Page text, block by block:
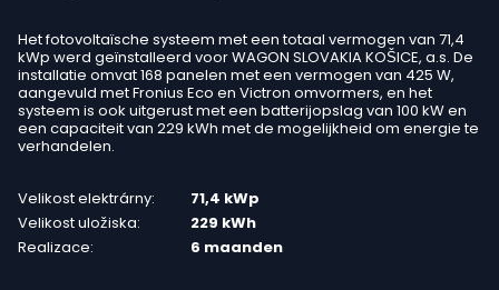
Het fotovoltaïsche systeem met een totaal vermogen van 71,4
kWp werd geïnstalleerd voor WAGON SLOVAKIA KOŠICE, a.s. De
installatie omvat 168 panelen met een vermogen van 425 W,
aangevuld met Fronius Eco en Victron omvormers, en het
systeem is ook uitgerust met een batterijopslag van 100 kW en
een capaciteit van 229 kWh met de mogelijkheid om energie te
verhandelen.
Velikost elektrárny:
71,4 kWp
Velikost uložiska:
229 kWh
Realizace:
6 maanden